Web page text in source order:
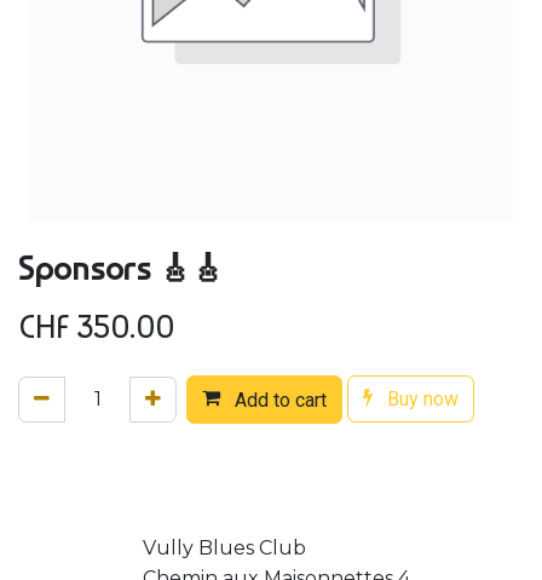
Sponsors 🎸🎸
CHF 350.00
Add to cart Buy now
Vully Blues Club